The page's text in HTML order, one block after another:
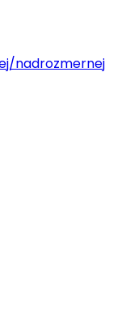
nadrozmernej